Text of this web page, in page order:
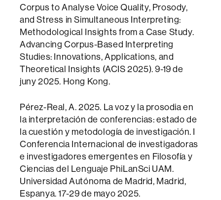
Corpus to Analyse Voice Quality, Prosody,
and Stress in Simultaneous Interpreting:‌ ‌
Methodological Insights from a Case Study.
Advancing Corpus-Based Interpreting
Studies: Innovations, Applications, and
Theoretical Insights (ACIS 2025). 9-19 de
juny 2025. Hong Kong.
Pérez-Real, A. 2025. La voz y la prosodia en
la interpretación de conferencias: estado de
la cuestión y metodología de investigación. I
Conferencia Internacional de investigadoras
e investigadores emergentes en Filosofía y
Ciencias del Lenguaje PhiLanSci UAM.
Universidad Autónoma de Madrid, Madrid,
Espanya. 17-29 de mayo 2025.